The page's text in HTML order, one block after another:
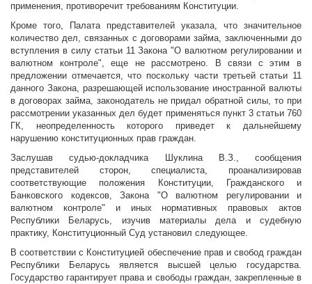
применения, противоречит требованиям Конституции.
Кроме того, Палата представителей указала, что значительное
количество дел, связанных с договорами займа, заключенными до
вступления в силу статьи 11 Закона "О валютном регулировании и
валютном контроле", еще не рассмотрено. В связи с этим в
предложении отмечается, что поскольку части третьей статьи 11
данного Закона, разрешающей использование иностранной валюты
в договорах займа, законодатель не придал обратной силы, то при
рассмотрении указанных дел будет применяться пункт 3 статьи 760
ГК, неопределенность которого приведет к дальнейшему
нарушению конституционных прав граждан.
Заслушав судью-докладчика Шуклина В.З., сообщения
представителей сторон, специалиста, проанализировав
соответствующие положения Конституции, Гражданского и
Банковского кодексов, Закона "О валютном регулировании и
валютном контроле" и иных нормативных правовых актов
Республики Беларусь, изучив материалы дела и судебную
практику, Конституционный Суд установил следующее.
В соответствии с Конституцией обеспечение прав и свобод граждан
Республики Беларусь является высшей целью государства.
Государство гарантирует права и свободы граждан, закрепленные в